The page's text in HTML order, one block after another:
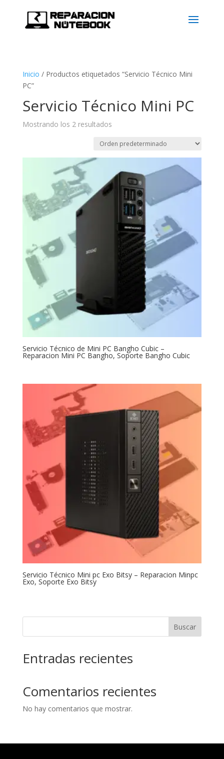
Inicio / Productos etiquetados “Servicio Técnico Mini
PC”
Servicio Técnico Mini PC
Mostrando los 2 resultados
Servicio Técnico de Mini PC Bangho Cubic –
Reparacion Mini PC Bangho, Soporte Bangho Cubic
Servicio Técnico Mini pc Exo Bitsy – Reparacion Minpc
Exo, Soporte Exo Bitsy
Buscar
Entradas recientes
Comentarios recientes
No hay comentarios que mostrar.